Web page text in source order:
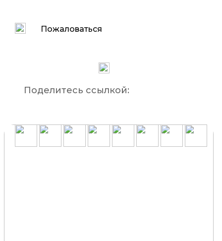
Пожаловаться
Поделитесь ссылкой: